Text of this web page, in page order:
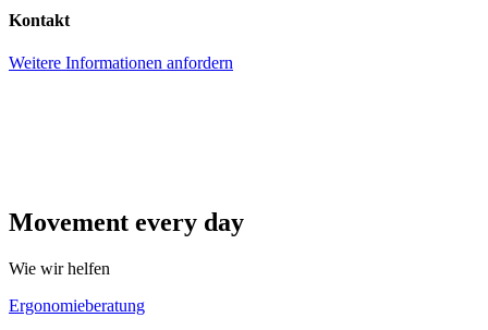
Kontakt
Weitere Informationen anfordern
Movement every day
Wie wir helfen
Ergonomieberatung